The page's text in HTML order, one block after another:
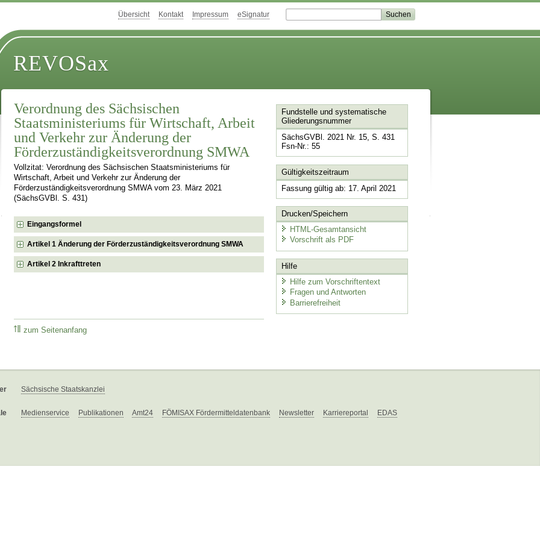
Übersicht Kontakt Impressum eSignatur
REVOSax
Verordnung des Sächsischen
Staatsministeriums für Wirtschaft, Arbeit
und Verkehr zur Änderung der
Förderzuständigkeitsverordnung SMWA
Vollzitat: Verordnung des Sächsischen Staatsministeriums für
Wirtschaft, Arbeit und Verkehr zur Änderung der
Förderzuständigkeitsverordnung SMWA vom 23. März 2021
(SächsGVBl. S. 431)
Eingangsformel
Artikel 1 Änderung der Förderzuständigkeitsverordnung SMWA
Artikel 2 Inkrafttreten
zum Seitenanfang
Fundstelle und systematische
Gliederungsnummer
SächsGVBl. 2021 Nr. 15, S. 431
Fsn-Nr.: 55
Gültigkeitszeitraum
Fassung gültig ab: 17. April 2021
Drucken/Speichern
HTML-Gesamtansicht
Vorschrift als PDF
Hilfe
Hilfe zum Vorschriftentext
Fragen und Antworten
Barrierefreiheit
Sächsische Staatskanzlei
Medienservice Publikationen Amt24 FÖMISAX Fördermitteldatenbank Newsletter Karriereportal EDAS